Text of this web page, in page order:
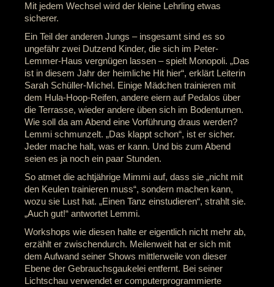
Mit jedem Wechsel wird der kleine Lehrling etwas
sicherer.
Ein Teil der anderen Jungs – insgesamt sind es so
ungefähr zwei Dutzend Kinder, die sich im Peter-
Lemmer-Haus vergnügen lassen – spielt Monopoli. „Das
ist in diesem Jahr der heimliche Hit hier“, erklärt Leiterin
Sarah Schüller-Michel. Einige Mädchen trainieren mit
dem Hula-Hoop-Reifen, andere eiern auf Pedalos über
die Terrasse, wieder andere üben sich im Bodenturnen.
Wie soll da am Abend eine Vorführung draus werden?
Lemmi schmunzelt. „Das klappt schon“, ist er sicher.
Jeder mache halt, was er kann. Und bis zum Abend
seien es ja noch ein paar Stunden.
So atmet die achtjährige Mimmi auf, dass sie „nicht mit
den Keulen trainieren muss“, sondern machen kann,
wozu sie Lust hat. „Einen Tanz einstudieren“, strahlt sie.
„Auch gut!“ antwortet Lemmi.
Workshops wie diesen halte er eigentlich nicht mehr ab,
erzählt er zwischendurch. Meilenweit hat er sich mit
dem Aufwand seiner Shows mittlerweile von dieser
Ebene der Gebrauchsgaukelei entfernt. Bei seiner
Lichtschau verwendet er computerprogrammierte